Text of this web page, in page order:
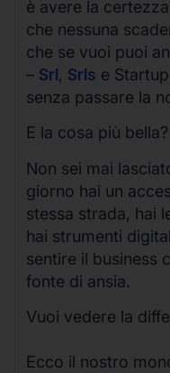
è avere la
che nessuna
che se vuoi puoi
– Srl, Srls e
senza passare la
E la cosa più bella?
Non sei mai
giorno hai un
stessa strada, hai
hai strumenti
sentire il business
fonte di ansia.
Vuoi vedere la
Ecco il nostro